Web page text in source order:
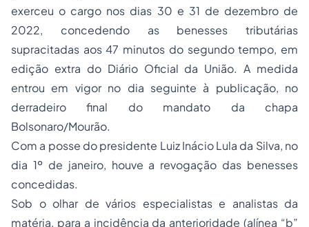
exerceu o cargo nos dias 30 e 31 de dezembro de
2022, concedendo as benesses tributárias
supracitadas aos 47 minutos do segundo tempo, em
edição extra do Diário Oficial da União. A medida
entrou em vigor no dia seguinte à publicação, no
derradeiro final do mandato da chapa
Bolsonaro/Mourão.
Com a posse do presidente Luiz Inácio Lula da Silva, no
dia 1º de janeiro, houve a revogação das benesses
concedidas.
Sob o olhar de vários especialistas e analistas da
matéria, para a incidência da anterioridade (alínea “b”